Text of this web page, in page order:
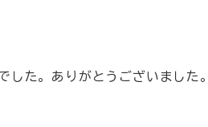
した。ありがとうございました。